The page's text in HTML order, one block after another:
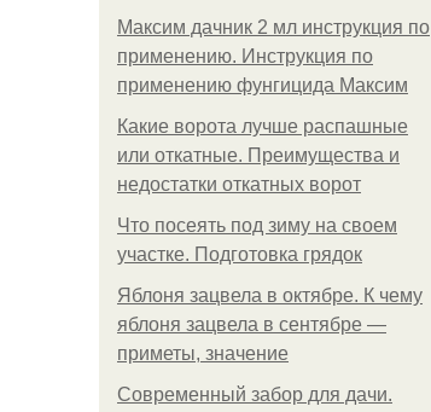
Максим дачник 2 мл инструкция по
применению. Инструкция по
применению фунгицида Максим
Какие ворота лучше распашные
или откатные. Преимущества и
недостатки откатных ворот
Что посеять под зиму на своем
участке. Подготовка грядок
Яблоня зацвела в октябре. К чему
яблоня зацвела в сентябре —
приметы, значение
Современный забор для дачи.